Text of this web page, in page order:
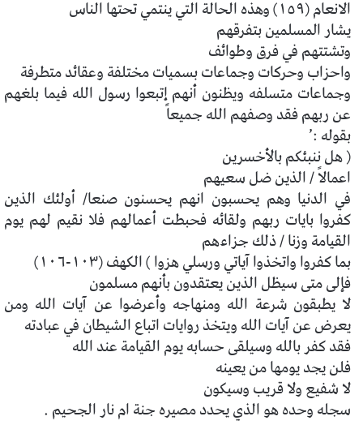
الانعام (١٥٩) وهذه الحالة التي ينتمي تحتها الناس
يشار المسلمين بتفرقهم
وتشتتهم في فرق وطوائف
واحزاب وحركات وجماعات بسميات مختلفة وعقائد متطرفة
وجماعات متسلفه ويظنون أنهم إتبعوا رسول الله فيما بلغهم
عن ربهم فقد وصفهم الله جميعاً
بقوله :’
( هل ننبئكم بالأخسرين
اعمالاً / الذين ضل سعيهم
في الدنيا وهم يحسبون انهم يحسنون صنعا/ أولئك الذين
كفروا بايات ربهم ولقائه فحبطت أعمالهم فلا نقيم لهم يوم
القيامة وزنا / ذلك جزاءهم
بما كفروا واتخذوا آياتي ورسلي هزوا ) الكهف (١٠٣-١٠٦)
فإلى متى سيظل الذين يعتقدون بأنهم مسلمون
لا يطبقون شرعة الله ومنهاجه وأعرضوا عن آيات الله ومن
يعرض عنآيات الله ويتخذ روايات اتباع الشيطان في عبادته
فقد كفر بالله وسيلقى حسابه يوم القيامة عند الله
فلن يجد يومها من يعينه
لا شفيع ولا قريب وسيكون
سجله وحده هو الذي يحدد مصيره جنة ام نار الجحيم .